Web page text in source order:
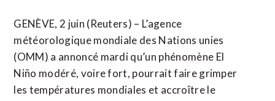
GENÈVE, 2 juin (Reuters) – L’agence
météorologique mondiale des Nations unies
(OMM) a annoncé mardi qu’un phénomène El
Niño modéré, voire fort, pourrait faire grimper
les températures mondiales et accroître le